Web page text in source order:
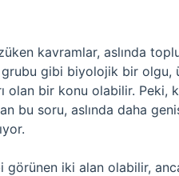
kavramlar, aslında
grubu gibi biyolojik bir olgu,
olan bir konu olabilir. Peki,
bu soru, aslında daha
görünen iki alan olabilir,